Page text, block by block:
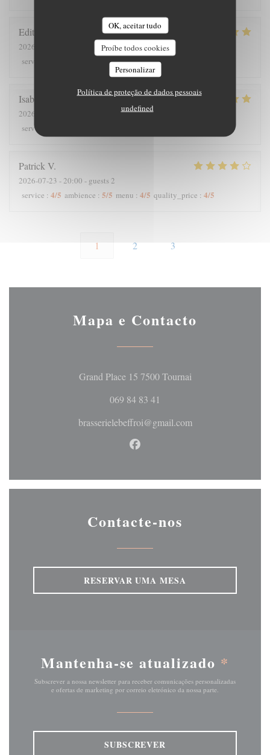
OK, aceitar tudo
Proíbe todos cookies
Personalizar
Política de proteção de dados pessoais
undefined
Edith
2026-07-26
- 19:00 - guests 8
service
/5 menu:5/5 quality_price
Isabelle
2026-07-25
service
Patrick V
2026-07-23 - 20:00 - guests 2
service : 4/5 ambience : 5/5 menu : 4/5 quality_price : 4/5
1 2 3
Mapa e Contacto
Grand Place 15 7500 Tournai((abre numa nova
069 84 83 41
brasserielebeffroi@gmail.com
Facebook ((abre numa nova
Contacte-nos
RESERVAR UMA MESA
Mantenha-se atualizado *
Subscrever a nossa newsletter para receber comunicações personalizadas
e ofertas de marketing por correio eletrónico da nossa parte.
SUBSCREVER